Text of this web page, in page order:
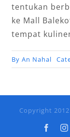
tentukan
ke Mall
tempat
By An Nahal
Copyright